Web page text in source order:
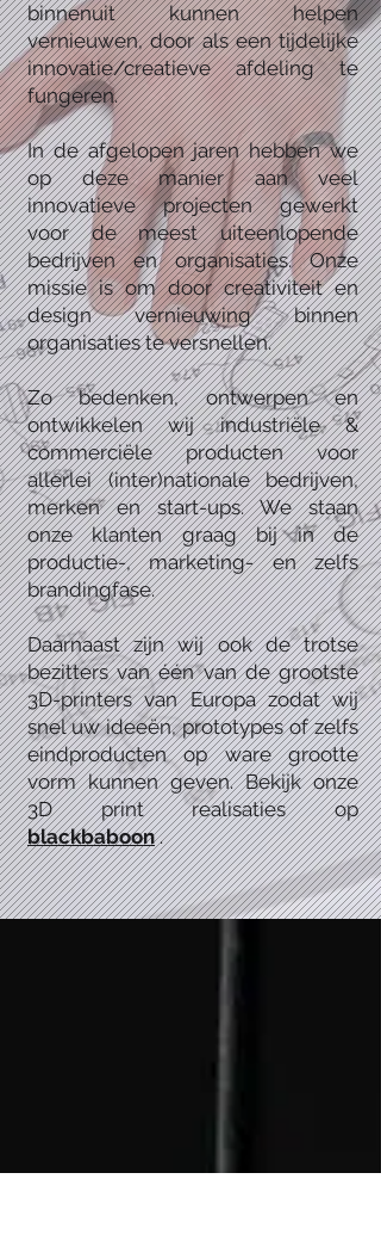
binnenuit kunnen helpen
vernieuwen, door als een tijdelijke
innovatie/creatieve afdeling te
fungeren.
In de afgelopen jaren hebben we
op deze manier aan veel
innovatieve projecten gewerkt
voor de meest uiteenlopende
bedrijven en organisaties. Onze
missie is om door creativiteit en
design vernieuwing binnen
organisaties te versnellen.
Zo bedenken, ontwerpen en
ontwikkelen wij industriële &
commerciële producten voor
allerlei (inter)nationale bedrijven,
merken en start-ups. We staan
onze klanten graag bij in de
productie-, marketing- en zelfs
brandingfase.
Daarnaast zijn wij ook de trotse
bezitters van één van de grootste
3D-printers van Europa zodat wij
snel uw ideeën, prototypes of zelfs
eindproducten op ware grootte
vorm kunnen geven. Bekijk onze
3D print realisaties op
blackbaboon.